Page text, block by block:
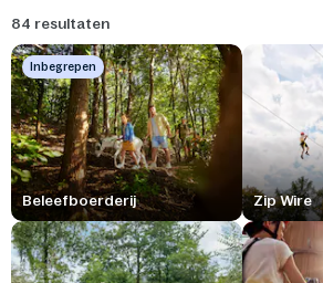
84 resultaten
Inbegrepen
Beleefboerderij Zip Wire